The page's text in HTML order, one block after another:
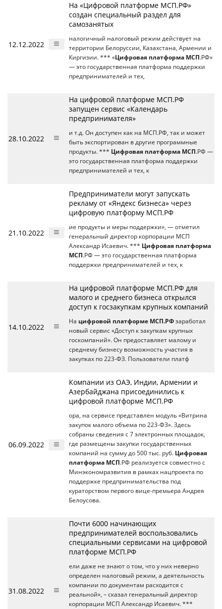
12.12.2022
На «Цифровой платформе МСП.РФ»
создан специальный раздел для
самозанятых
налогичный налоговый режим действует на
территории Белоруссии, Казахстана, Армении и
Киргизии. *** «Цифровая платформа МСП.РФ»
— это государственная платформа поддержки
предпринимателей и тех,
28.10.2022
На цифровой платформе МСП.РФ
запущен сервис «Календарь
предпринимателя»
и т.д. Он доступен как на МСП.РФ, так и может
быть экспортирован в другие программные
продукты. *** Цифровая платформа МСП.РФ —
это государственная платформа поддержки
предпринимателей и тех, к
21.10.2022
Предприниматели могут запускать
рекламу от «Яндекс бизнеса» через
цифровую платформу МСП.РФ
ие продукты и меры поддержки», — отметил
генеральный директор корпорации МСП
Александр Исаевич. *** Цифровая платформа
МСП.РФ — это государственная платформа
поддержки предпринимателей и тех, к
14.10.2022
На цифровой платформе МСП.РФ для
малого и среднего бизнеса открылся
доступ к госзакупкам крупных компаний
На цифровой платформе МСП.РФ заработал
новый сервис «Доступ к закупкам крупных
госкомпаний». Он предоставляет малому и
среднему бизнесу возможность участия в
закупках по 223-ФЗ. Пользователи платф
06.09.2022
Компании из ОАЭ, Индии, Армении и
Азербайджана присоединились к
цифровой платформе МСП.РФ
ора, на сервисе представлен модуль «Витрина
закупок малого объема по 223-ФЗ». Здесь
собраны сведения с 7 электронных площадок,
где размещены закупки государственных
компаний на сумму до 500 тыс. руб. Цифровая
платформа МСП.РФ реализуется совместно с
Минэкономразвития в рамках нацпроекта по
поддержке предпринимательства под
кураторством первого вице-премьера Андрея
Белоусова.
31.08.2022
Почти 6000 начинающих
предпринимателей воспользовались
специальными сервисами на цифровой
платформе МСП.РФ
ели даже не знают о том, что у них неверно
определен налоговый режим, а деятельность
компании по документам расходится с
реальной», – сказал генеральный директор
корпорации МСП Александр Исаевич. ***